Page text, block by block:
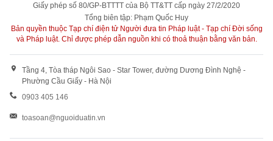
Giấy phép số 80/GP-BTTTT của Bộ TT&TT cấp ngày 27/2/2020
Tổng biên tập: Phạm Quốc Huy
Bản quyền thuộc Tạp chí điện tử Người đưa tin Pháp luật - Tạp chí Đời sống
và Pháp luật. Chỉ được phép dẫn nguồn khi có thoả thuận bằng văn bản.
Tầng 4, Tòa tháp Ngôi Sao - Star Tower, đường Dương Đình Nghệ -
Phường Cầu Giấy - Hà Nội
0903 405 146
toasoan@nguoiduatin.vn